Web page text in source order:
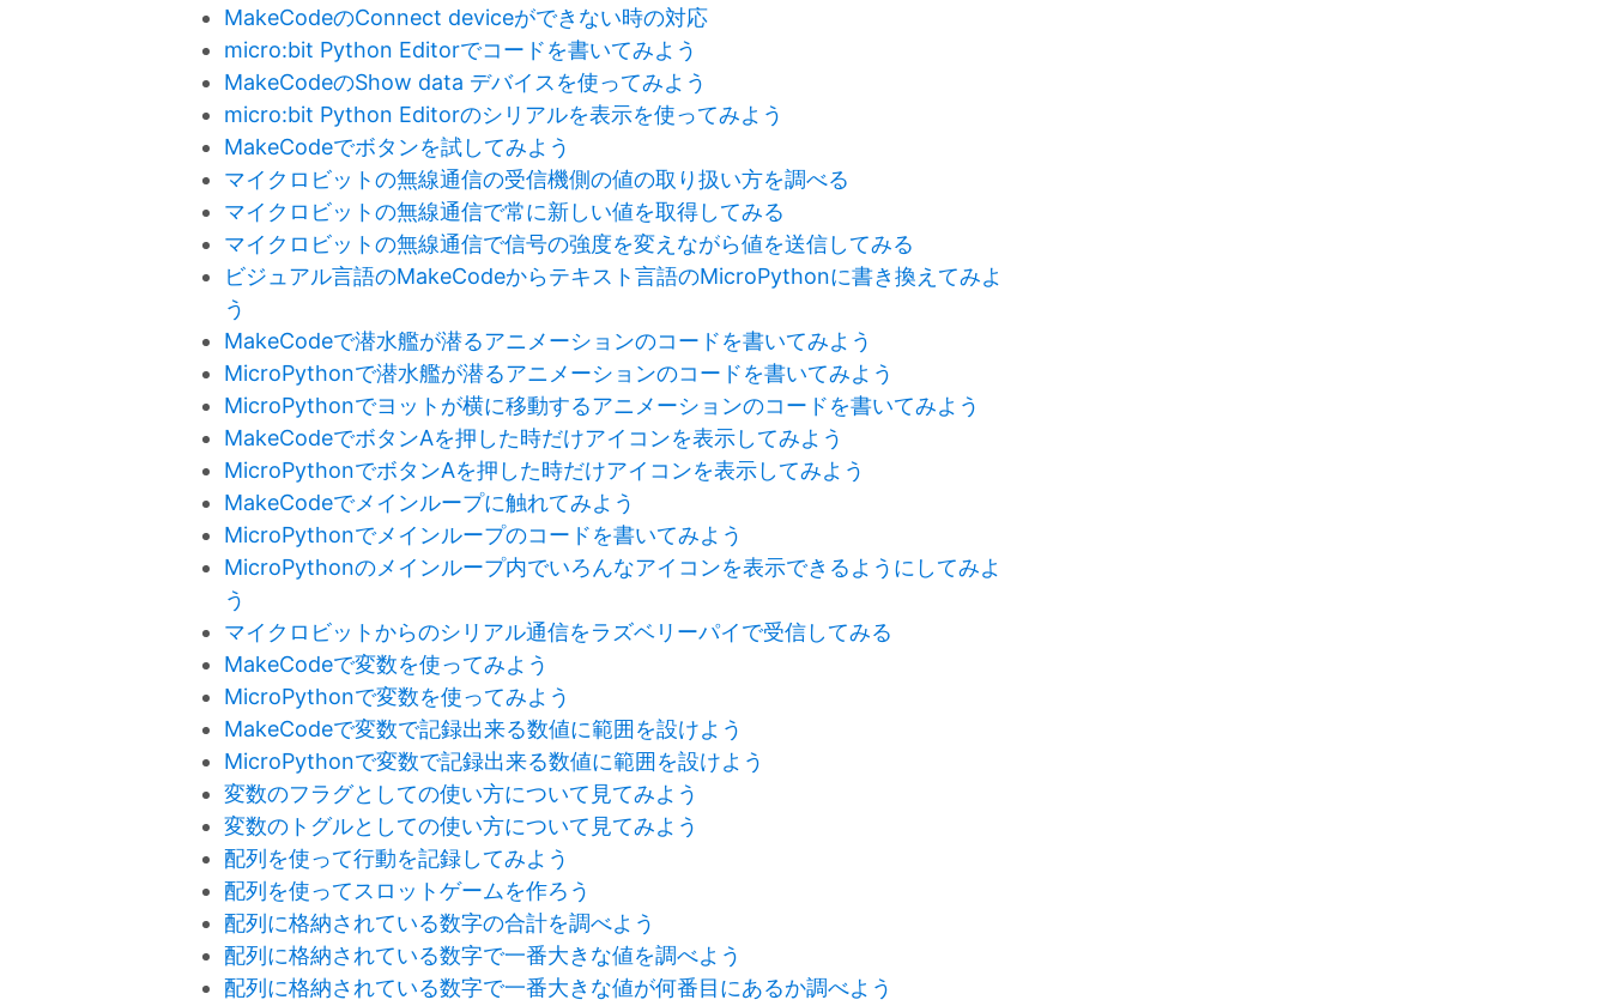
MakeCodeのConnect deviceができない時の対応
micro:bit Python Editorでコードを書いてみよう
MakeCodeのShow data デバイスを使ってみよう
micro:bit Python Editorのシリアルを表示を使ってみよう
MakeCodeでボタンを試してみよう
マイクロビットの無線通信の受信機側の値の取り扱い方を調べる
マイクロビットの無線通信で常に新しい値を取得してみる
マイクロビットの無線通信で信号の強度を変えながら値を送信してみる
ビジュアル言語のMakeCodeからテキスト言語のMicroPythonに書き換えてみよ
う
MakeCodeで潜水艦が潜るアニメーションのコードを書いてみよう
MicroPythonで潜水艦が潜るアニメーションのコードを書いてみよう
MicroPythonでヨットが横に移動するアニメーションのコードを書いてみよう
MakeCodeでボタンAを押した時だけアイコンを表示してみよう
MicroPythonでボタンAを押した時だけアイコンを表示してみよう
MakeCodeでメインループに触れてみよう
MicroPythonでメインループのコードを書いてみよう
MicroPythonのメインループ内でいろんなアイコンを表示できるようにしてみよ
う
マイクロビットからのシリアル通信をラズベリーパイで受信してみる
MakeCodeで変数を使ってみよう
MicroPythonで変数を使ってみよう
MakeCodeで変数で記録出来る数値に範囲を設けよう
MicroPythonで変数で記録出来る数値に範囲を設けよう
変数のフラグとしての使い方について見てみよう
変数のトグルとしての使い方について見てみよう
配列を使って行動を記録してみよう
配列を使ってスロットゲームを作ろう
配列に格納されている数字の合計を調べよう
配列に格納されている数字で一番大きな値を調べよう
配列に格納されている数字で一番大きな値が何番目にあるか調べよう